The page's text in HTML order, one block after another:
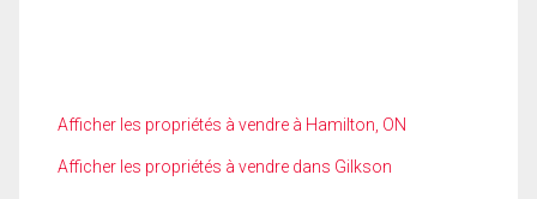
Afficher les propriétés à vendre à Hamilton, ON
Afficher les propriétés à vendre dans Gilkson